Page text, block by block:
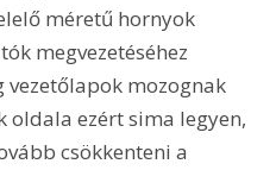
méretű hornyok
megvezetéséhez
vezetőlapok mozognak
oldala ezért sima legyen,
csökkenteni a